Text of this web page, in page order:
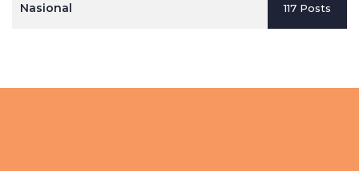
Nasional 117 Posts